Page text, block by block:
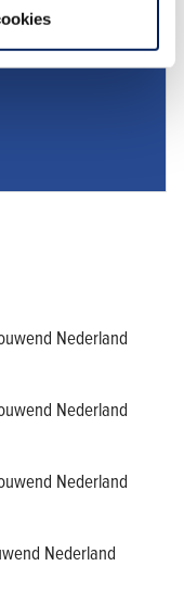
of bel direct
Nederland
Nederland
Nederland
Nederland